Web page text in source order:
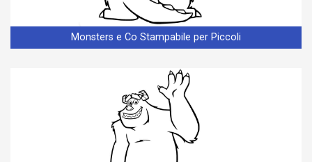
Monsters e Co Stampabile per Piccoli